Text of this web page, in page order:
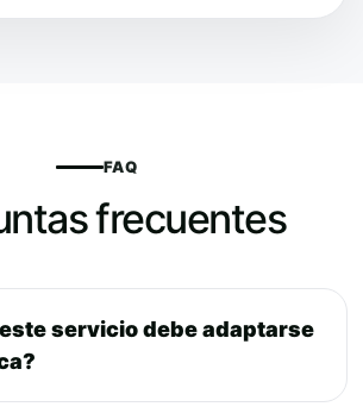
FAQ
frecuentes
servicio debe adaptarse